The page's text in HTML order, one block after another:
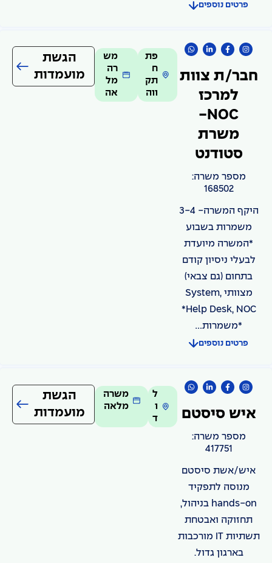
פרטים נוספים
חבר/ת צוות
למרכז
NOC-
משרת
סטודנט
מספר משרה:
168502
היקף המשרה- 3-4
משמרות בשבוע
*המשרה מיועדת
לבעלי ניסיון קודם
בתחום (גם צבאי)
מצוותי System,
Help Desk, NOC*
*משמרות...
פרטים נוספים
פת
ח
תק
ווה
מש
רה
מל
אה
הגשת
מועמדות
איש סיסטם
מספר משרה:
417751
איש/אשת סיסטם
מנוסה לתפקיד
hands-on בניהול,
תחזוקה ואבטחת
תשתיות IT מורכבות
בארגון גדול.
ל
ו
ד
משרה
מלאה
הגשת
מועמדות